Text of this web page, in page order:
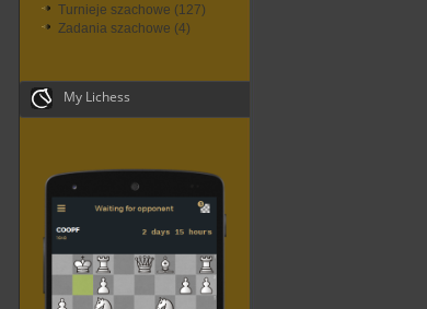
Turnieje szachowe (127)
Zadania szachowe (4)
My Lichess